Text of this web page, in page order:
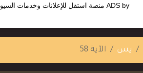
ADS by منصة استقل للإعلانات وخدمات السيو
يس الآية 58